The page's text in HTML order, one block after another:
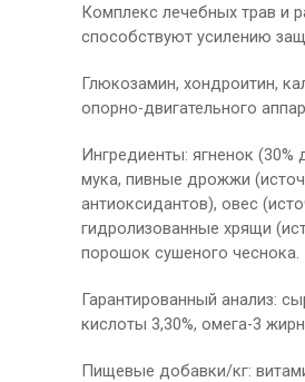
Комплекс лечебных трав и
способствуют усилению
Глюкозамин, хондроитин,
опорно-двигательного
Ингредиенты: ягненок (30%
мука, пивные дрожжи
антиоксидантов), овес
гидролизованные хрящи
порошок сушеного чеснока.
Гарантированный анализ:
кислоты 3,30%, омега-3
Пищевые добавки/кг: